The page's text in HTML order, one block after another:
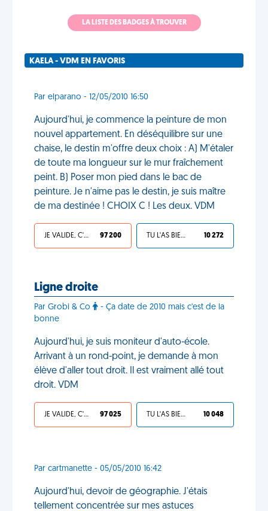
LA LISTE DES BADGES À TROUVER
KAELA - VDM EN FAVORIS
Par elparano - 12/05/2010 16:50
Aujourd'hui, je commence la peinture de mon
nouvel appartement. En déséquilibre sur une
chaise, le destin m'offre deux choix : A) M'étaler
de toute ma longueur sur le mur fraîchement
peint. B) Poser mon pied dans le bac de
peinture. Je n'aime pas le destin, je suis maître
de ma destinée ! CHOIX C ! Les deux. VDM
JE VALIDE, C'EST UNE VDM 97 200 TU L'AS BIEN MÉRITÉ 10 272
Ligne droite
Par Grobi & Co
- Ça date de 2010 mais c'est de la
bonne
Aujourd'hui, je suis moniteur d'auto-école.
Arrivant à un rond-point, je demande à mon
élève d'aller tout droit. Il est vraiment allé tout
droit. VDM
JE VALIDE, C'EST UNE VDM 97 025 TU L'AS BIEN MÉRITÉ 10 048
Par cartmanette - 05/05/2010 16:42
Aujourd'hui, devoir de géographie. J'étais
tellement concentrée sur mes astuces